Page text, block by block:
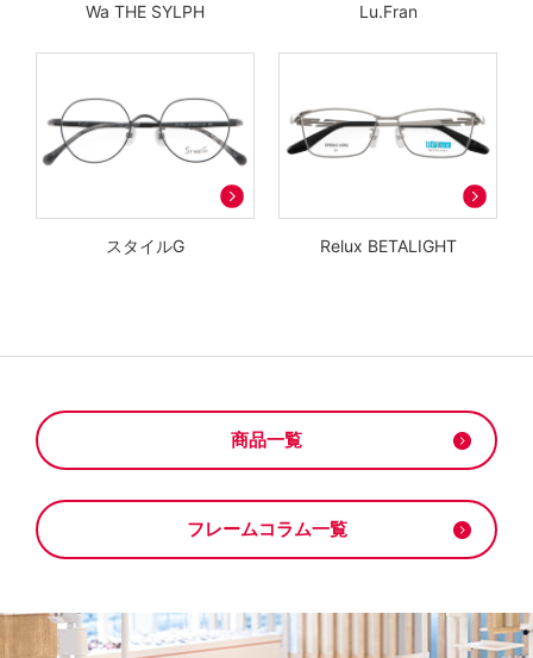
Wa THE SYLPH Lu.Fran
スタイルG Relux BETALIGHT
商品一覧
フレームコラム一覧